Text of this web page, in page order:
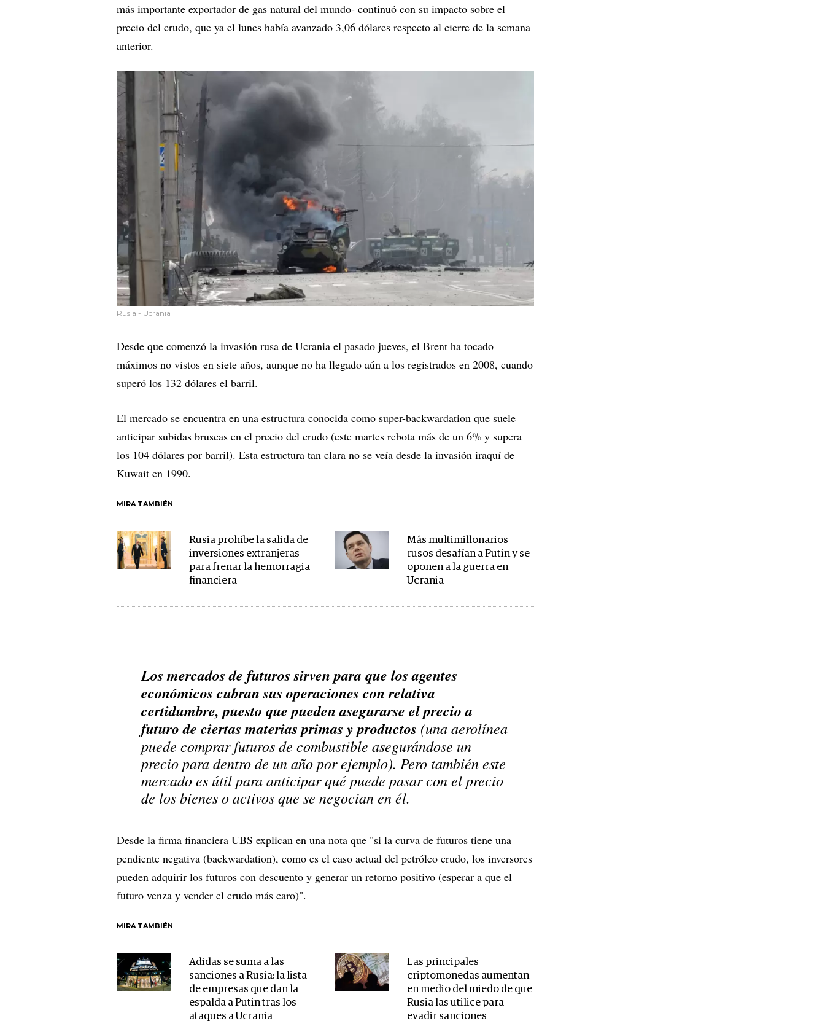
más importante exportador de gas natural del mundo- continuó con su impacto sobre el
precio del crudo, que ya el lunes había avanzado 3,06 dólares respecto al cierre de la semana
anterior.
Rusia - Ucrania
Desde que comenzó la invasión rusa de Ucrania el pasado jueves, el Brent ha tocado
máximos no vistos en siete años, aunque no ha llegado aún a los registrados en 2008, cuando
superó los 132 dólares el barril.
El mercado se encuentra en una estructura conocida como super-backwardation que suele
anticipar subidas bruscas en el precio del crudo (este martes rebota más de un 6% y supera
los 104 dólares por barril). Esta estructura tan clara no se veía desde la invasión iraquí de
Kuwait en 1990.
MIRA TAMBIÉN
Rusia prohíbe la salida de
inversiones extranjeras
para frenar la hemorragia
financiera
Más multimillonarios
rusos desafían a Putin y se
oponen a la guerra en
Ucrania
Los mercados de futuros sirven para que los agentes
económicos cubran sus operaciones con relativa
certidumbre, puesto que pueden asegurarse el precio a
futuro de ciertas materias primas y productos (una aerolínea
puede comprar futuros de combustible asegurándose un
precio para dentro de un año por ejemplo). Pero también este
mercado es útil para anticipar qué puede pasar con el precio
de los bienes o activos que se negocian en él.
Desde la firma financiera UBS explican en una nota que "si la curva de futuros tiene una
pendiente negativa (backwardation), como es el caso actual del petróleo crudo, los inversores
pueden adquirir los futuros con descuento y generar un retorno positivo (esperar a que el
futuro venza y vender el crudo más caro)".
MIRA TAMBIÉN
Adidas se suma a las
sanciones a Rusia: la lista
de empresas que dan la
espalda a Putin tras los
ataques a Ucrania
Las principales
criptomonedas aumentan
en medio del miedo de que
Rusia las utilice para
evadir sanciones